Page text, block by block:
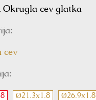
cev glatka
cev
Ø21.3x1.8 Ø26.9x1.8